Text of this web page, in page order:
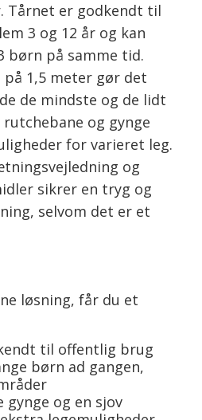
Tårnet er godkendt til
3 og 12 år og kan
børn på samme tid.
1,5 meter gør det
de mindste og de lidt
og gynge
for varieret leg.
og
sikrer en tryg og
selvom det er et
løsning, får du et
til offentlig brug
børn ad gangen,
gynge og en sjov